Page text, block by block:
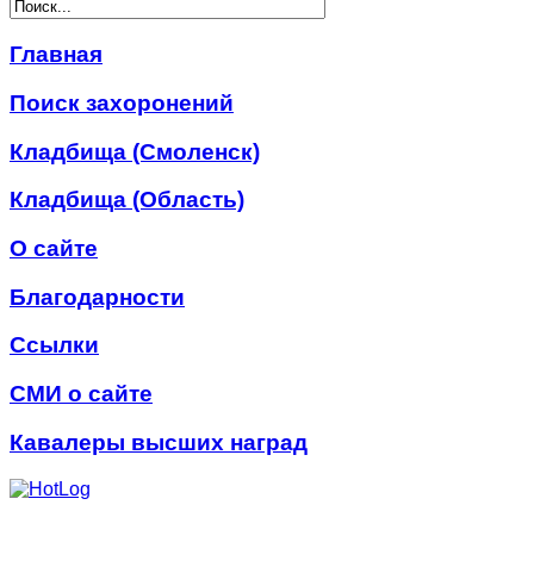
Главная
Поиск захоронений
Кладбища (Смоленск)
Кладбища (Область)
О сайте
Благодарности
Ссылки
СМИ о сайте
Кавалеры высших наград